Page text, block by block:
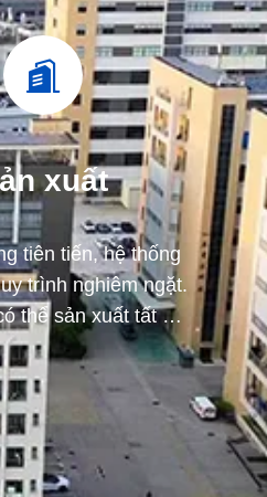
xuất
tiên tiến, hệ thống
trình nghiêm ngặt.
thể sản xuất tất cả
đầu cuối điện ngoài
của bạn.